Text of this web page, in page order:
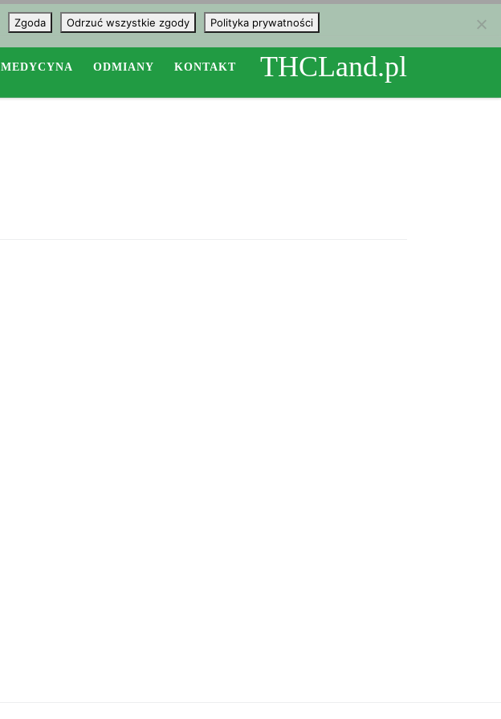
THCLand.pl
MEDYCYNA ODMIANY KONTAKT
Zgoda Odrzuć wszystkie zgody Polityka prywatności